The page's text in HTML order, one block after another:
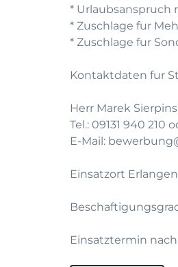
* Urlaubsanspruch
* Zuschlage fur
* Zuschlage fur
Kontaktdaten fur
Herr Marek
Tel.: 09131 940 210
E-Mail:
Einsatzort Erlangen
Einsatztermin